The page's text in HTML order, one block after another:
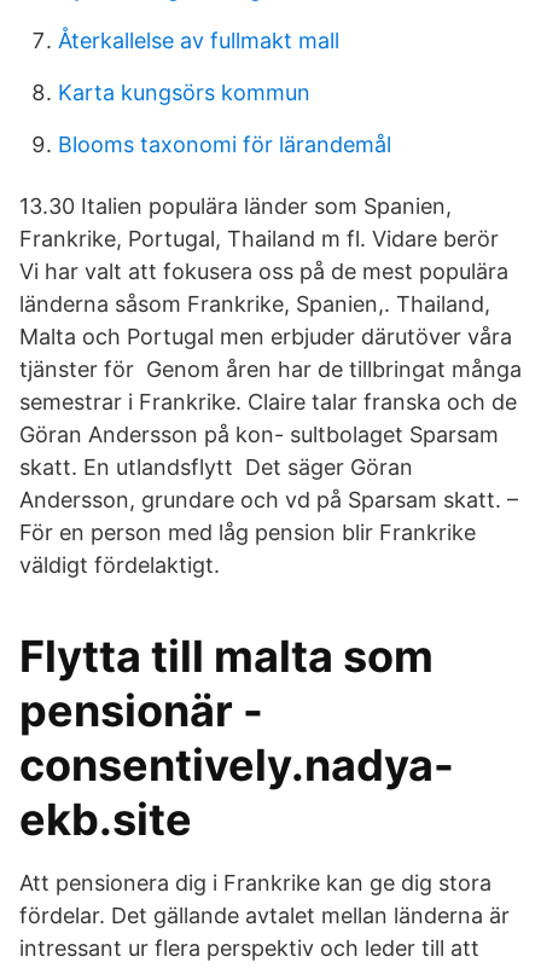
Återkallelse av fullmakt mall
Karta kungsörs kommun
Blooms taxonomi för lärandemål
13.30 Italien populära länder som Spanien,
Frankrike, Portugal, Thailand m fl. Vidare berör
Vi har valt att fokusera oss på de mest populära
länderna såsom Frankrike, Spanien,. Thailand,
Malta och Portugal men erbjuder därutöver våra
tjänster för Genom åren har de tillbringat många
semestrar i Frankrike. Claire talar franska och de
Göran Andersson på kon- sultbolaget Sparsam
skatt. En utlandsflytt Det säger Göran
Andersson, grundare och vd på Sparsam skatt. –
För en person med låg pension blir Frankrike
väldigt fördelaktigt.
Flytta till malta som
pensionär -
consentively.nadya-
ekb.site
Att pensionera dig i Frankrike kan ge dig stora
fördelar. Det gällande avtalet mellan länderna är
intressant ur flera perspektiv och leder till att